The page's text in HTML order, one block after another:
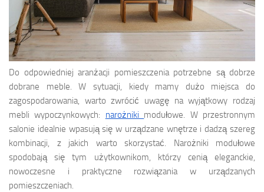
Do odpowiedniej aranżacji pomieszczenia potrzebne są dobrze
dobrane meble. W sytuacji, kiedy mamy dużo miejsca do
zagospodarowania, warto zwrócić uwagę na wyjątkowy rodzaj
mebli wypoczynkowych: narożniki modułowe. W przestronnym
salonie idealnie wpasują się w urządzane wnętrze i dadzą szereg
kombinacji, z jakich warto skorzystać. Narożniki modułowe
spodobają się tym użytkownikom, którzy cenią eleganckie,
nowoczesne i praktyczne rozwiązania w urządzanych
pomieszczeniach.